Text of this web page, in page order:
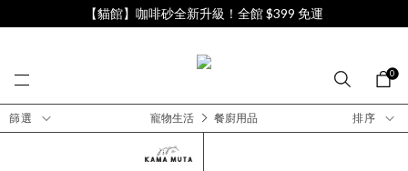
【貓館】咖啡砂全新升級！全館 $399 免運
0
篩選 排序
寵物生活 餐廚用品